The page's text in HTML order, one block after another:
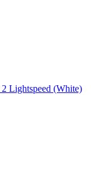
Lightspeed (White)